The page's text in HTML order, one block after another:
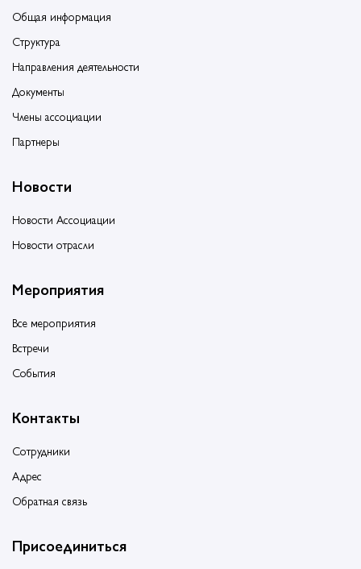
Общая информация
Структура
Направления деятельности
Документы
Члены ассоциации
Партнеры
Новости
Новости Ассоциации
Новости отрасли
Мероприятия
Все мероприятия
Встречи
События
Контакты
Сотрудники
Адрес
Обратная связь
Присоединиться